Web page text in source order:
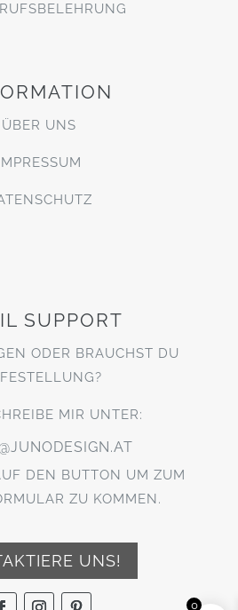
ÜBER UNS
SUPPORT
ODER BRAUCHST DU
MIR UNTER:
DEN BUTTON UM ZUM
ZU KOMMEN.
UNS!
0